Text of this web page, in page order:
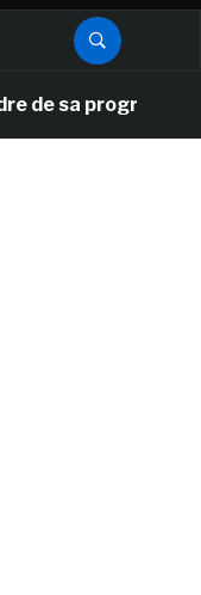
sa programmation